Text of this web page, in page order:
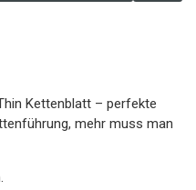
Kettenblatt – perfekte
mehr muss man